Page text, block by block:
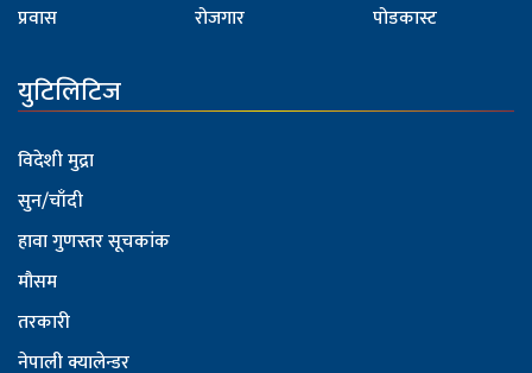
प्रवास
रोजगार
पोडकास्ट
युटिलिटिज
विदेशी मुद्रा
सुन/चाँदी
हावा गुणस्तर सूचकांक
मौसम
तरकारी
नेपाली क्यालेन्डर